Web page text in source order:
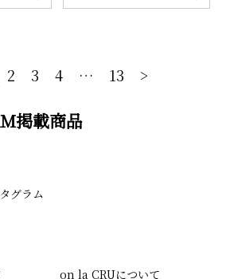
2 3 4 … 13 >
掲載商品
グラム
on la CRUについて